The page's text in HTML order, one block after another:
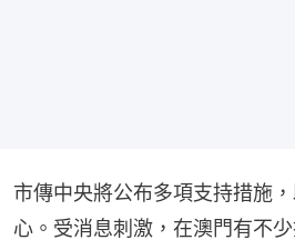
市傳中央將公布多項支持措施
心。受消息刺激，在澳門有不